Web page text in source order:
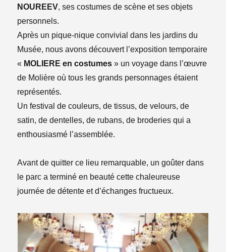
NOUREEV, ses costumes de scène et ses objets
personnels.
Après un pique-nique convivial dans les jardins du
Musée, nous avons découvert l’exposition temporaire
« MOLIERE en costumes » un voyage dans l’œuvre
de Molière où tous les grands personnages étaient
représentés.
Un festival de couleurs, de tissus, de velours, de
satin, de dentelles, de rubans, de broderies qui a
enthousiasmé l’assemblée.
Avant de quitter ce lieu remarquable, un goûter dans
le parc a terminé en beauté cette chaleureuse
journée de détente et d’échanges fructueux.